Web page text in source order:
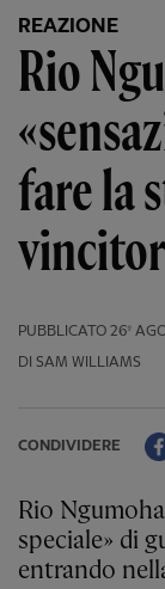
REAZIONE
Rio
fare la
PUBBLICATO 26º
DI SAM WILLIAMS
CONDIVIDERE
Rio Ngumoha ha provato la «sensazione
speciale» di
entrando